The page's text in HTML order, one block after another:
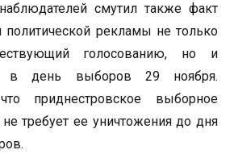
смутил также факт
политической рекламы не только
голосованию, но и
в день выборов 29 ноября.
приднестровское выборное
не требует ее уничтожения до дня